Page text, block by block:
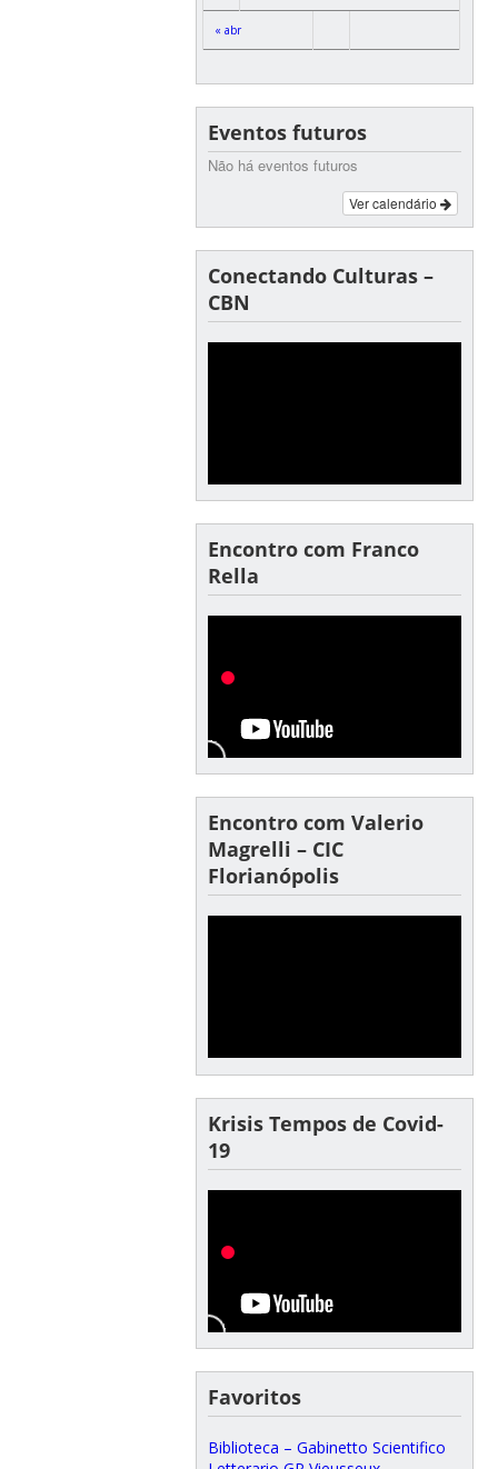
« abr
Eventos futuros
Não há eventos futuros
Ver calendário
Conectando Culturas –
CBN
Encontro com Franco
Rella
Encontro com Valerio
Magrelli – CIC
Florianópolis
Krisis Tempos de Covid-
19
Favoritos
Biblioteca – Gabinetto Scientifico